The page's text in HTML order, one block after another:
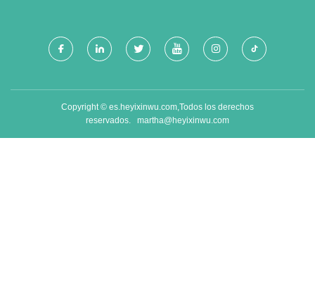
YUEN - XIANG PIAO PIAO
Copyright © es.heyixinwu.com,Todos los derechos
reservados. martha@heyixinwu.com